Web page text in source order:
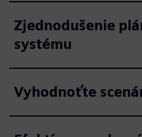
Zjednodušenie
systému
Vyhodnoťte